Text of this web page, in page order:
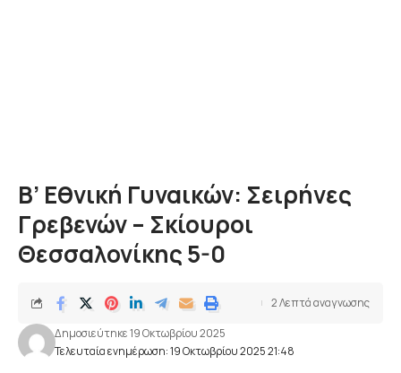
Β’ Εθνική Γυναικών: Σειρήνες
Γρεβενών – Σκίουροι
Θεσσαλονίκης 5-0
Τελευταία ενημέρωση: 19 Οκτωβρίου 2025 21:48
Δημοσιεύτηκε 19 Οκτωβρίου 2025
2 Λεπτά αναγνωσης